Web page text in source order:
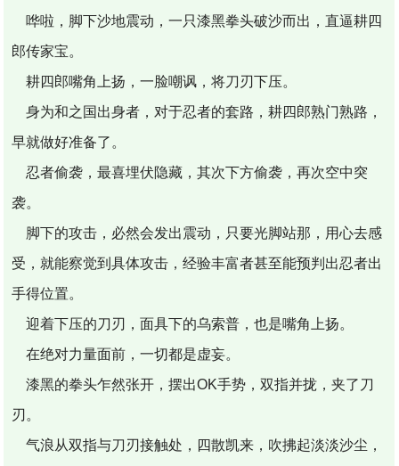
哗啦，脚下沙地震动，一只漆黑拳头破沙而出，直逼耕四
郎传家宝。
耕四郎嘴角上扬，一脸嘲讽，将刀刃下压。
身为和之国出身者，对于忍者的套路，耕四郎熟门熟路，
早就做好准备了。
忍者偷袭，最喜埋伏隐藏，其次下方偷袭，再次空中突
袭。
脚下的攻击，必然会发出震动，只要光脚站那，用心去感
受，就能察觉到具体攻击，经验丰富者甚至能预判出忍者出
手得位置。
迎着下压的刀刃，面具下的乌索普，也是嘴角上扬。
在绝对力量面前，一切都是虚妄。
漆黑的拳头乍然张开，摆出OK手势，双指并拢，夹了刀
刃。
气浪从双指与刀刃接触处，四散凯来，吹拂起淡淡沙尘，